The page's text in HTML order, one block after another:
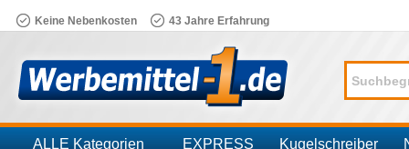
Keine Nebenkosten 43 Jahre Erfahrung
ALLE Kategorien EXPRESS Kugelschreiber